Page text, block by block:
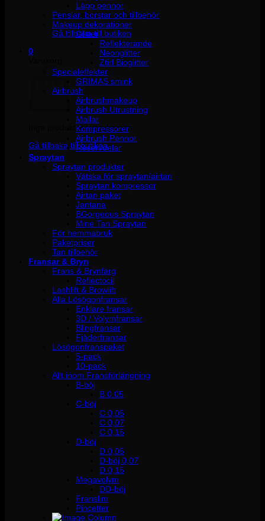
Inga produkter i varukorgen.
Gå tillbaka till butiken
0
Inga produkter i varukorgen.
Gå tillbaka till butiken
Läpp pennor
Penslar, borstar och tillbehör
Makeup dekorationer
Glitter
Reflekterande
Neonglitter
Ztirl Bioglitter
Specialeffekter
GRIMAS smink
Airbrush
Airbrushmakeup
Airbrush Utrustning
Mallar
Kompressorer
Airbrush Pennor
Reservdelar
Spraytan
Spraytan produkter
Vätska för spraytan/airtan
Spraytan kompressor
Airtan paket
Jantana
BGorgeous Spraytan
Mine Tan Spraytan
För hemmabruk
Paketpriser
Tan tillbehör
Fransar & Bryn
Frans & Brynfärg
Reflectocil
Lashlift & Browlift
Alla Lösögonfransar
Enklare fransar
3D / Volymfransar
Blingfransar
Fjäderfransar
Lösögonfranspaket
5-pack
10-pack
Allt inom Fransförlängning
B-böj
B 0.05
C-böj
C 0,05
C 0,07
C 0,15
D-böj
D 0,05
D-böj 0,07
D 0,15
Megavolym
DD-böj
Franslim
Pincetter